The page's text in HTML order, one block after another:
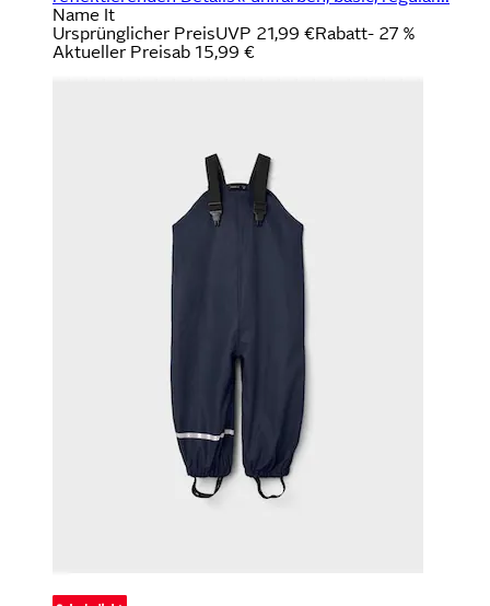
Name It
Ursprünglicher PreisUVP 21,99 €Rabatt- 27 %
Aktueller Preisab 15,99 €